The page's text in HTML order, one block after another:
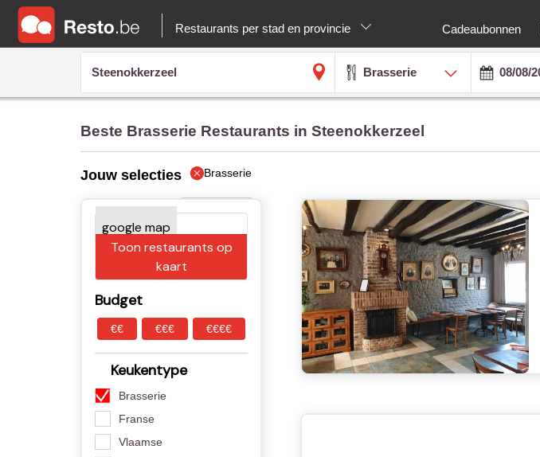
Restaurants per stad en provincie Cadeaubonnen
Brasserie
Beste Brasserie Restaurants in Steenokkerzeel
Jouw selecties Brasserie
Toon restaurants op
kaart
Budget
€€ €€€ €€€€
Keukentype
Brasserie
Franse
Vlaamse